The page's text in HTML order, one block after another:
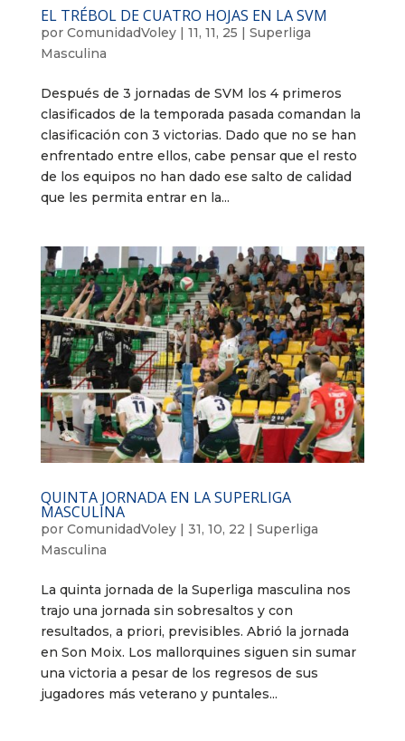
EL TRÉBOL DE CUATRO HOJAS EN LA SVM
por ComunidadVoley| 11, 11, 25 | Superliga
Masculina
Después de 3 jornadas de SVM los 4 primeros
clasificados de la temporada pasada comandan la
clasificación con 3 victorias. Dado que no se han
enfrentado entre ellos, cabe pensar que el resto
de los equipos no han dado ese salto de calidad
que les permita entrar en la...
QUINTA JORNADA EN LA SUPERLIGA
MASCULINA
por ComunidadVoley| 31, 10, 22 | Superliga
Masculina
La quinta jornada de la Superliga masculina nos
trajo una jornada sin sobresaltos y con
resultados, a priori, previsibles. Abrió la jornada
en Son Moix. Los mallorquines siguen sin sumar
una victoria a pesar de los regresos de sus
jugadores más veterano y puntales...